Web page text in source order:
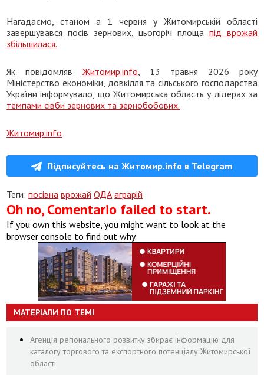
Нагадаємо, станом а 1 червня у Житомирській області
завершувався посів зернових, цьогоріч площа під врожай
збільшилася.
Як повідомлявЖитомир.info , 13 травня 2026 року
Міністерство економіки, довкілля та сільського господарства
України інформувало, що Житомирська область у лідерах за
темпами сівби зернових та зернобобових.
Житомир.info
Підписуйтесь на Житомир.info в Telegram
Теги:посівна врожай ОДА аграрій
Oh no, Comentario failed to start.
If you own this website, you might want to look at the
browser console to find out why.
МАТЕРІАЛИ ПО ТЕМІ
Агенція регіонального розвитку збирає інформацію для
каталогу торгового та експортного потенціалу Житомирської
області